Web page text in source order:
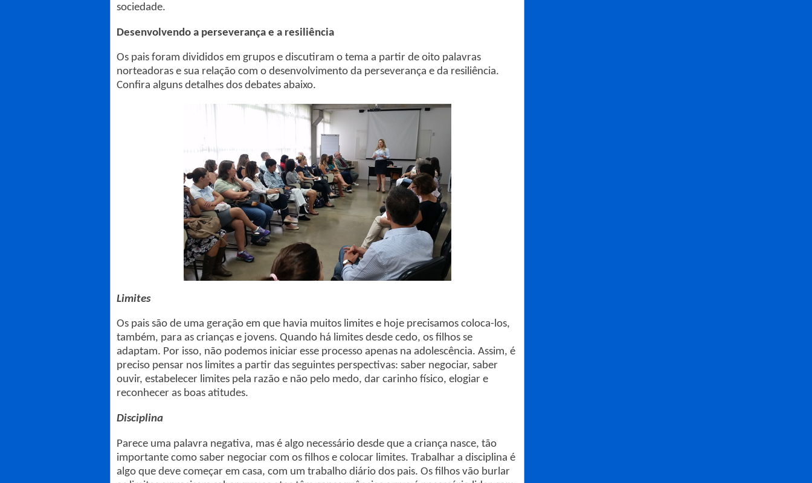
sociedade.
Desenvolvendo a perseverança e a resiliência
Os pais foram divididos em grupos e discutiram o tema a partir de oito palavras
norteadoras e sua relação com o desenvolvimento da perseverança e da resiliência.
Confira alguns detalhes dos debates abaixo.
Limites
Os pais são de uma geração em que havia muitos limites e hoje precisamos coloca-los,
também, para as crianças e jovens. Quando há limites desde cedo, os filhos se
adaptam. Por isso, não podemos iniciar esse processo apenas na adolescência. Assim, é
preciso pensar nos limites a partir das seguintes perspectivas: saber negociar, saber
ouvir, estabelecer limites pela razão e não pelo medo, dar carinho físico, elogiar e
reconhecer as boas atitudes.
Disciplina
Parece uma palavra negativa, mas é algo necessário desde que a criança nasce, tão
importante como saber negociar com os filhos e colocar limites. Trabalhar a disciplina é
algo que deve começar em casa, com um trabalho diário dos pais. Os filhos vão burlar